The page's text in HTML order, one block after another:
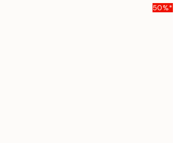
50%*